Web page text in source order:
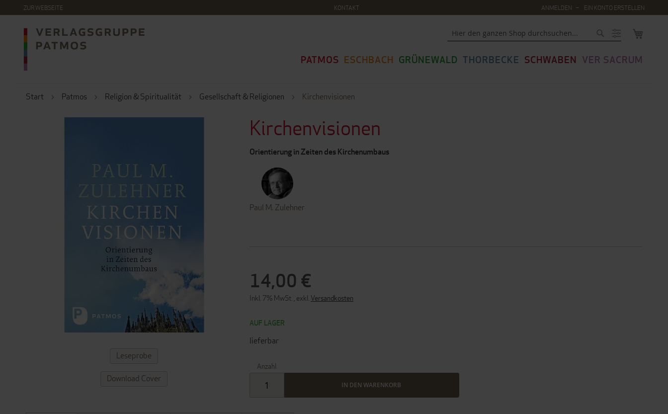
ZUR WEBSEITE KONTAKT
DIREKT
INHALT
ANMELDEN EIN KONTO ERSTELLEN
PATMOS ESCHBACH GRÜNEWALD THORBECKE SCHWABEN VER SACRUM
Start Patmos Religion & Spiritualität Gesellschaft & Religionen Kirchenvisionen
Kirchenvisionen
Orientierung in Zeiten des Kirchenumbaus
Paul M. Zulehner
14,00 €
Inkl. 7% MwSt. , exkl. Versandkosten
AUF LAGER
lieferbar
Anzahl
IN DEN WARENKORB
ZUM
ANFANG
BILDERGALERIE
Leseprobe
Download Cover